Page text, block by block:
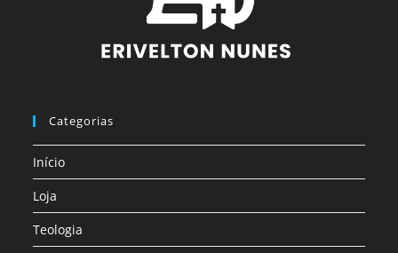
Categorias
Início
Loja
Teologia